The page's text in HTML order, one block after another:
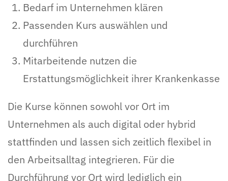
Bedarf im Unternehmen klären
Passenden Kurs auswählen und
durchführen
Mitarbeitende nutzen die
Erstattungsmöglichkeit ihrer Krankenkasse
Die Kurse können sowohl vor Ort im
Unternehmen als auch digital oder hybrid
stattfinden und lassen sich zeitlich flexibel in
den Arbeitsalltag integrieren. Für die
Durchführung vor Ort wird lediglich ein